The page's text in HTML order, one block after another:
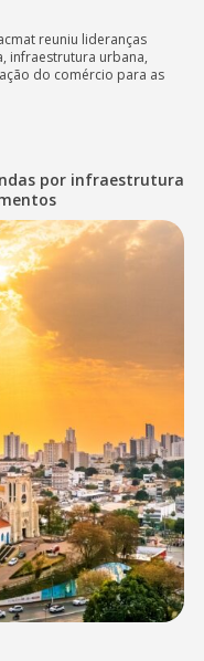
reuniu lideranças
infraestrutura urbana,
do comércio para as
por infraestrutura